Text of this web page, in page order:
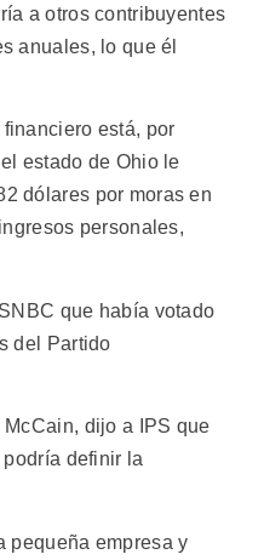
a otros contribuyentes
anuales, lo que él
está, por
estado de Ohio le
dólares por moras en
personales,
que había votado
del Partido
dijo a IPS que
definir la
pequeña empresa y